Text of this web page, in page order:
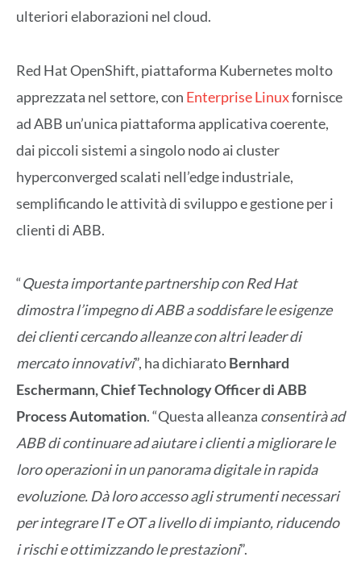
ulteriori elaborazioni nel cloud.
Red Hat OpenShift, piattaforma Kubernetes molto
apprezzata nel settore, con Enterprise Linuxfornisce
ad ABB un’unica piattaforma applicativa coerente,
dai piccoli sistemi a singolo nodo ai cluster
hyperconverged scalati nell’edge industriale,
semplificando le attività di sviluppo e gestione per i
clienti di ABB.
“Questa importante partnership con Red Hat
dimostra l’impegno di ABB a soddisfare le esigenze
dei clienti cercando alleanze con altri leader di
mercato innovativi”, ha dichiaratoBernhard
Eschermann, Chief Technology Officer di ABB
Process Automation. “Questa alleanza consentirà ad
ABB di continuare ad aiutare i clienti a migliorare le
loro operazioni in un panorama digitale in rapida
evoluzione. Dà loro accesso agli strumenti necessari
per integrare IT e OT a livello di impianto, riducendo
i rischi e ottimizzando le prestazioni”.